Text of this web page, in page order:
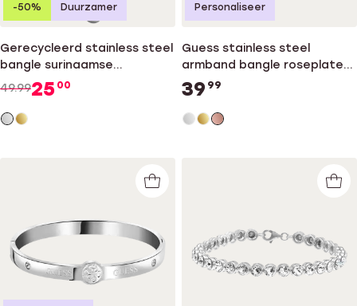
Gerecycleerd stainless steel
bangle surinaamse
mattenklopper
49.9925 00
-50% Duurzamer
Guess stainless steel
armband bangle roseplated
Believe
39 99
Personaliseer